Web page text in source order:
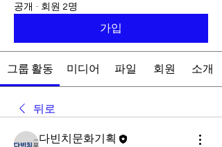
공개 · 회원 2명
가입
그룹 활동 미디어 파일 회원 소개
뒤로
다빈치문화기획